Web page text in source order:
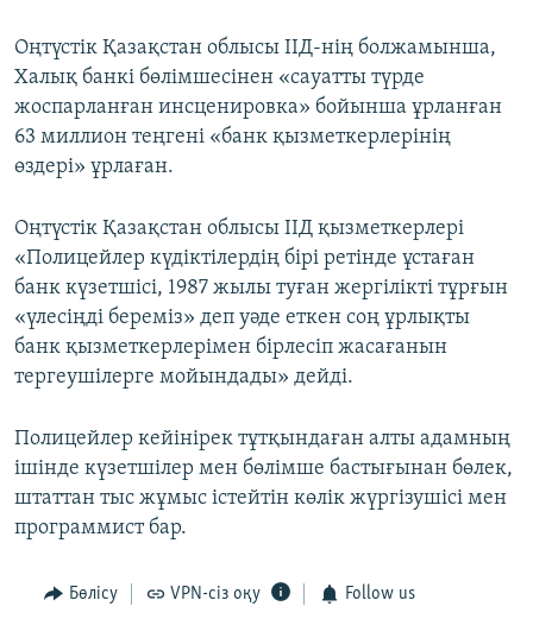
Оңтүстік Қазақстан облысы ІІД-нің болжамынша,
Халық банкі бөлімшесінен «сауатты түрде
жоспарланған инсценировка» бойынша ұрланған
63 миллион теңгені «банк қызметкерлерінің
өздері» ұрлаған.
Оңтүстік Қазақстан облысы ІІД қызметкерлері
«Полицейлер күдіктілердің бірі ретінде ұстаған
банк күзетшісі, 1987 жылы туған жергілікті тұрғын
«үлесіңді береміз» деп уәде еткен соң ұрлықты
банк қызметкерлерімен бірлесіп жасағанын
тергеушілерге мойындады» дейді.
Полицейлер кейінірек тұтқындаған алты адамның
ішінде күзетшілер мен бөлімше бастығынан бөлек,
штаттан тыс жұмыс істейтін көлік жүргізушісі мен
программист бар.
Бөлісу VPN-сіз оқу Follow us